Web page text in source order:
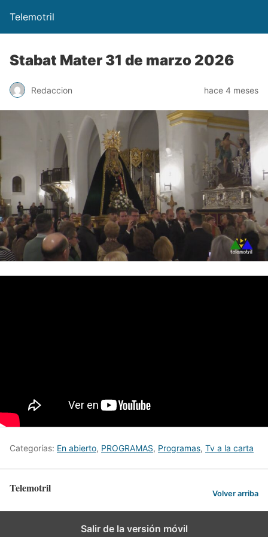
Telemotril
Stabat Mater 31 de marzo 2026
Redaccion hace 4 meses
Categorías: En abierto, PROGRAMAS, Programas, Tv a la carta
Telemotril Volver arriba
Salir de la versión móvil